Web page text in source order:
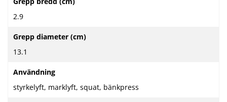
2.9
Grepp diameter (cm)
13.1
Användning
styrkelyft, marklyft, squat, bänkpress